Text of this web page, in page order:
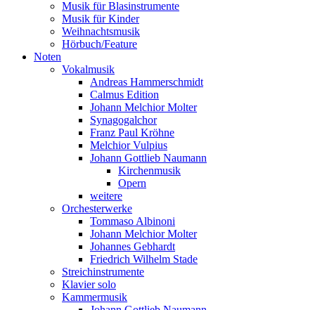
Musik für Blasinstrumente
Musik für Kinder
Weihnachtsmusik
Hörbuch/Feature
Noten
Vokalmusik
Andreas Hammerschmidt
Calmus Edition
Johann Melchior Molter
Synagogalchor
Franz Paul Kröhne
Melchior Vulpius
Johann Gottlieb Naumann
Kirchenmusik
Opern
weitere
Orchesterwerke
Tommaso Albinoni
Johann Melchior Molter
Johannes Gebhardt
Friedrich Wilhelm Stade
Streichinstrumente
Klavier solo
Kammermusik